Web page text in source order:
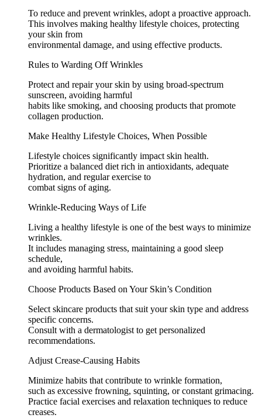
To reduce and prevent wrinkles, adopt a proactive approach.
This involves making healthy lifestyle choices, protecting
your skin from
environmental damage, and using effective products.
Rules to Warding Off Wrinkles
Protect and repair your skin by using broad-spectrum
sunscreen, avoiding harmful
habits like smoking, and choosing products that promote
collagen production.
Make Healthy Lifestyle Choices, When Possible
Lifestyle choices significantly impact skin health.
Prioritize a balanced diet rich in antioxidants, adequate
hydration, and regular exercise to
combat signs of aging.
Wrinkle-Reducing Ways of Life
Living a healthy lifestyle is one of the best ways to minimize
wrinkles.
It includes managing stress, maintaining a good sleep
schedule,
and avoiding harmful habits.
Choose Products Based on Your Skin’s Condition
Select skincare products that suit your skin type and address
specific concerns.
Consult with a dermatologist to get personalized
recommendations.
Adjust Crease-Causing Habits
Minimize habits that contribute to wrinkle formation,
such as excessive frowning, squinting, or constant grimacing.
Practice facial exercises and relaxation techniques to reduce
creases.